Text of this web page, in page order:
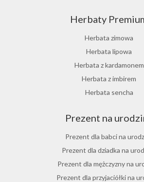
Ostrokrzew
Hibiskus herbata
Herbata różana
Herbata z lukrecji
Herbata z rokitnika
Herbata jesienna
Herbaty
Herbata zimowa
Herbata lipowa
Herbata z kardamonem
Herbata z imbirem
Herbata sencha
Herbata jaśminowa
Herbata jasminowa
Herbata rumiankowa
Koper włoski herbata
Herbata z goździkami
Prezent na
Prezent dla babci na
Prezent dla dziadka na
Prezent dla mężczyzny na
Prezent dla przyjaciółki na